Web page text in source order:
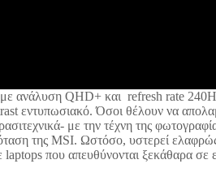
ανάλυση QHD+ και refresh rate
εντυπωσιακό. Όσοι θέλουν να
με την τέχνη της
της MSI. Ωστόσο, υστερεί
που απευθύνονται ξεκάθαρα σε